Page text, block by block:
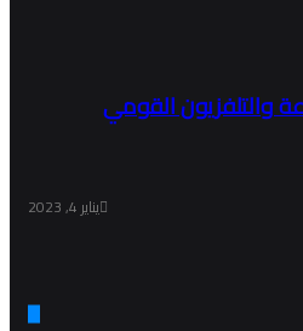
والتلفزيون القومي
يناير 4, 2023